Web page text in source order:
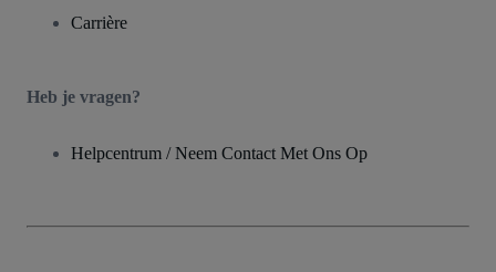
Carrière
Heb je vragen?
Helpcentrum / Neem Contact Met Ons Op